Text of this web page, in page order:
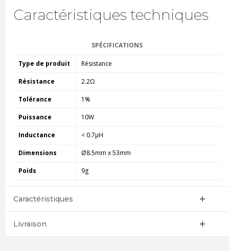
Caractéristiques techniques
SPÉCIFICATIONS
Type de produit Résistance
Résistance 2.2Ω
Tolérance 1%
Puissance 10W
Inductance < 0.7µH
Dimensions Ø8.5mm x 53mm
Poids 9g
Caractéristiques
Livraison